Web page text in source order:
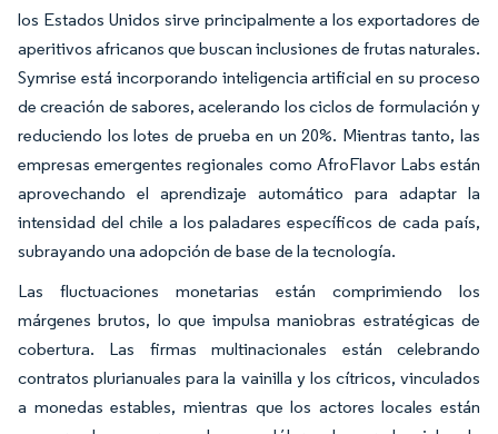
los Estados Unidos sirve principalmente a los exportadores de
aperitivos africanos que buscan inclusiones de frutas naturales.
Symrise está incorporando inteligencia artificial en su proceso
de creación de sabores, acelerando los ciclos de formulación y
reduciendo los lotes de prueba en un 20%. Mientras tanto, las
empresas emergentes regionales como AfroFlavor Labs están
aprovechando el aprendizaje automático para adaptar la
intensidad del chile a los paladares específicos de cada país,
subrayando una adopción de base de la tecnología.
Las fluctuaciones monetarias están comprimiendo los
márgenes brutos, lo que impulsa maniobras estratégicas de
cobertura. Las firmas multinacionales están celebrando
contratos plurianuales para la vainilla y los cítricos, vinculados
a monedas estables, mientras que los actores locales están